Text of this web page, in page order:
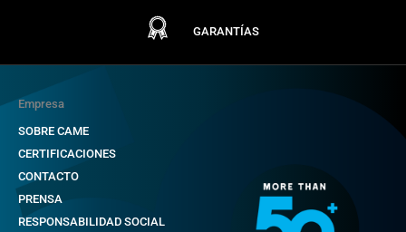
GARANTÍAS
Empresa
SOBRE CAME
CERTIFICACIONES
CONTACTO
PRENSA
RESPONSABILIDAD SOCIAL